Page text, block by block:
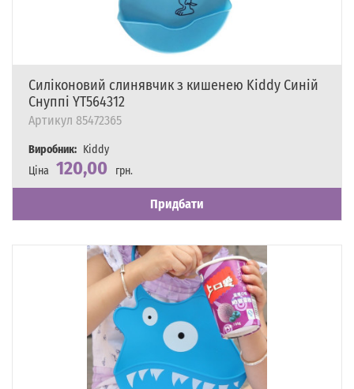
Силіконовий слинявчик з кишенею Kiddy Синій
Снуппі YT564312
Артикул 85472365
Виробник: Kiddy
Ціна 120,00
грн.
Наявність
Є в наявності
Придбати